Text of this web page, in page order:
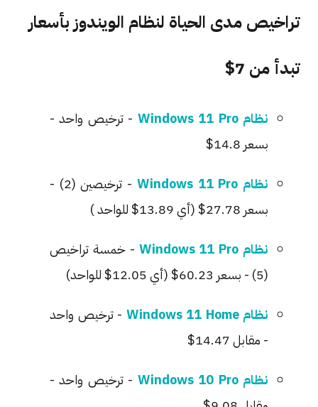
تراخيص مدى الحياة لنظام الويندوز بأسعار
تبدأ من 7$
نظام Windows 11 Pro
- ترخيص واحد -
بسعر 14.8$
نظام Windows 11 Pro
- ترخيصين (2) -
بسعر 27.78$ (أي 13.89$ للواحد )
نظام Windows 11 Pro
- خمسة تراخيص
(5) - بسعر 60.23$ (أي 12.05$ للواحد)
نظام Windows 11 Home
- ترخيص واحد
- مقابل 14.47$
نظام Windows 10 Pro
- ترخيص واحد -